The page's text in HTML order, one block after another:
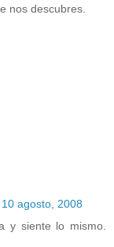
nos descubres.
agosto, 2008
y siente lo mismo.